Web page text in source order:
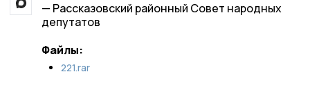
— Рассказовский районный Совет народных
депутатов
Файлы:
221.rar